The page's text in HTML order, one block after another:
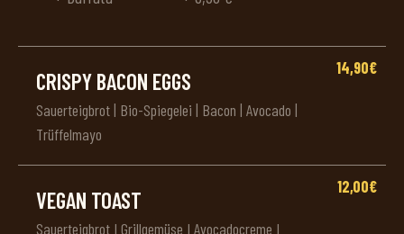
CRISPY BACON EGGS
Sauerteigbrot | Bio-Spiegelei | Bacon | Avocado |
Trüffelmayo
14,90€
VEGAN TOAST
Sauerteigbrot I Grillgemüse I Avocadocreme I
12,00€